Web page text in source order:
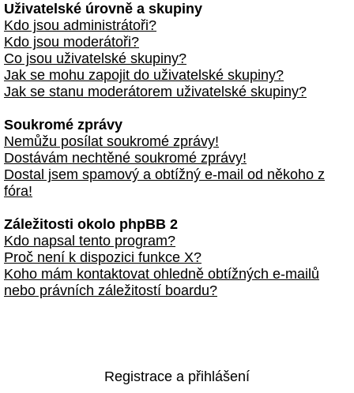
Uživatelské úrovně a skupiny
Kdo jsou administrátoři?
Kdo jsou moderátoři?
Co jsou uživatelské skupiny?
Jak se mohu zapojit do uživatelské skupiny?
Jak se stanu moderátorem uživatelské skupiny?
Soukromé zprávy
Nemůžu posílat soukromé zprávy!
Dostávám nechtěné soukromé zprávy!
Dostal jsem spamový a obtížný e-mail od někoho z
fóra!
Záležitosti okolo phpBB 2
Kdo napsal tento program?
Proč není k dispozici funkce X?
Koho mám kontaktovat ohledně obtížných e-mailů
nebo právních záležitostí boardu?
Registrace a přihlášení